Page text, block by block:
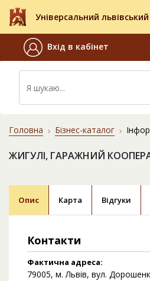
Універсальний
Вхід в кабінет
Головна Бізнес-каталог
ЖИГУЛІ, ГАРАЖНИЙ
Опис Карта Відгуки
Контакти
Фактична адреса:
79005, м. Львів, вул.